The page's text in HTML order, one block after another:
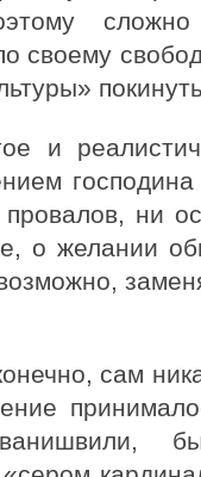
своему
и
ни
о желании
сам